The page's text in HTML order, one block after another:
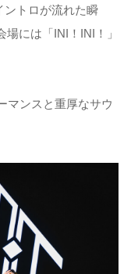
ントロが流れた瞬
には「INI！INI！」
マンスと重厚なサウ